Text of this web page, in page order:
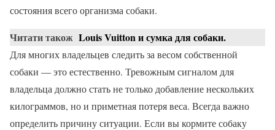
состояния всего организма собаки.
Читати також Louis Vuitton и сумка для собаки.
Для многих владельцев следить за весом собственной
собаки — это естественно. Тревожным сигналом для
владельца должно стать не только добавление нескольких
килограммов, но и приметная потеря веса. Всегда важно
определить причину ситуации. Если вы кормите собаку